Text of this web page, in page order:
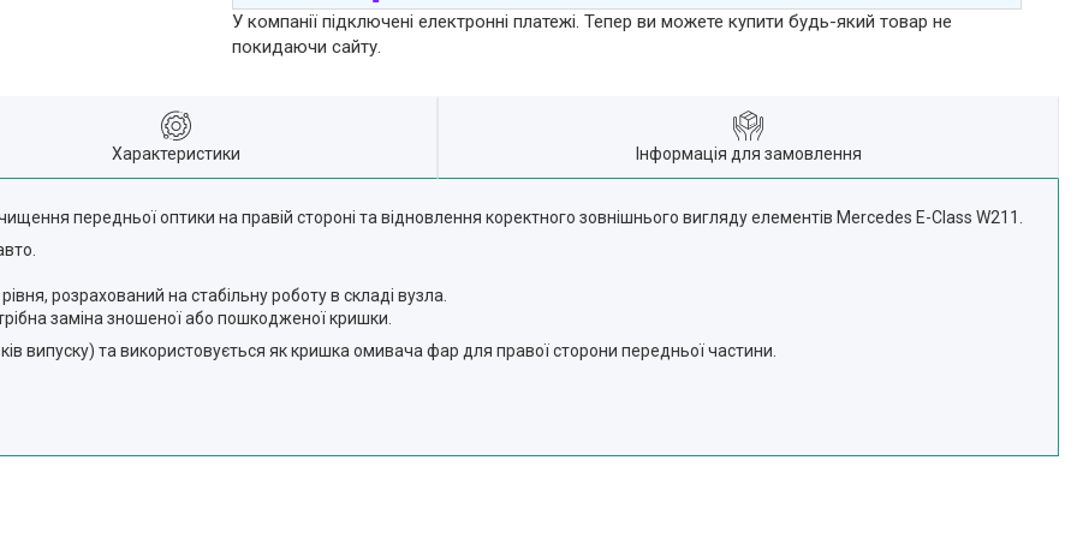
У компанії підключені електронні платежі. Тепер ви можете купити будь-який товар не
покидаючи сайту.
Характеристики Інформація для замовлення
передньої оптики на правій стороні та відновлення коректного зовнішнього вигляду елементів Mercedes E-Class W211.
розрахований на стабільну роботу в складі вузла.
заміна зношеної або пошкодженої кришки.
випуску) та використовується як кришка омивача фар для правої сторони передньої частини.